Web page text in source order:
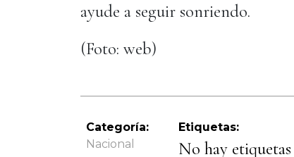
ayude a seguir sonriendo.
(Foto: web)
Categoría:
Nacional
Etiquetas:
No hay